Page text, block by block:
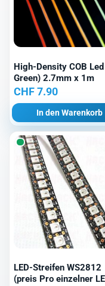
High-Density COB
Green) 2.7mm x 1m
CHF7.90
In den Warenkorb
LED-Streifen WS2812
(preis Pro einzelner